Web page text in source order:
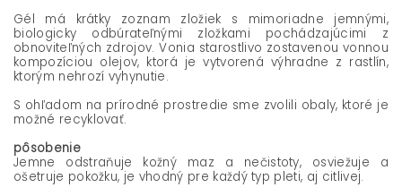
Gél má krátky zoznam zložiek s mimoriadne jemnými,
biologicky odbúrateľnými zložkami pochádzajúcimi z
obnoviteľných zdrojov. Vonia starostlivo zostavenou vonnou
kompozíciou olejov, ktorá je vytvorená výhradne z rastlín,
ktorým nehrozí vyhynutie.
S ohľadom na prírodné prostredie sme zvolili obaly, ktoré je
možné recyklovať.
pôsobenie
Jemne odstraňuje kožný maz a nečistoty, osviežuje a
ošetruje pokožku, je vhodný pre každý typ pleti, aj citlivej.